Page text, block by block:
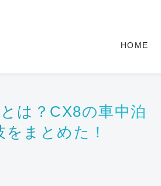
HOME
は？CX8の車中泊
まとめた！